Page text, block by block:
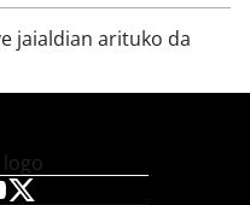
jaialdian arituko da